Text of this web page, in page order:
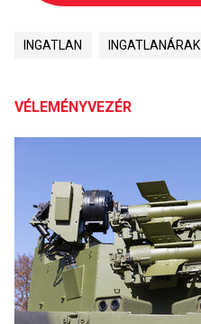
INGATLAN INGATLANÁRAK
VÉLEMÉNYVEZÉR